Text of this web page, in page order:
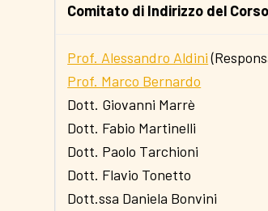
Comitato di Indirizzo del
Prof. Alessandro Aldini
Prof. Marco Bernardo
Dott. Giovanni Marrè
Dott. Fabio Martinelli
Dott. Paolo Tarchioni
Dott. Flavio Tonetto
Dott.ssa Daniela Bonvini